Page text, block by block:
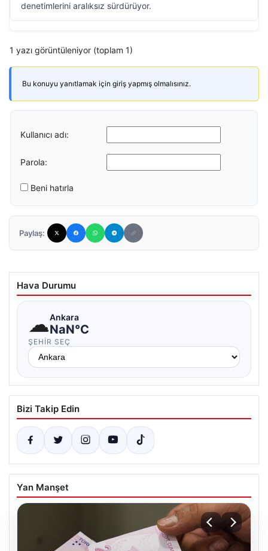
denetimlerini aralıksız sürdürüyor.
1 yazı görüntüleniyor (toplam 1)
Bu konuyu yanıtlamak için giriş yapmış olmalısınız.
Kullanıcı adı:
Parola:
Beni hatırla
Paylaş:
Hava Durumu
☁Ankara
NaN°C
ŞEHIR SEÇ
Bizi Takip Edin
Yan Manşet